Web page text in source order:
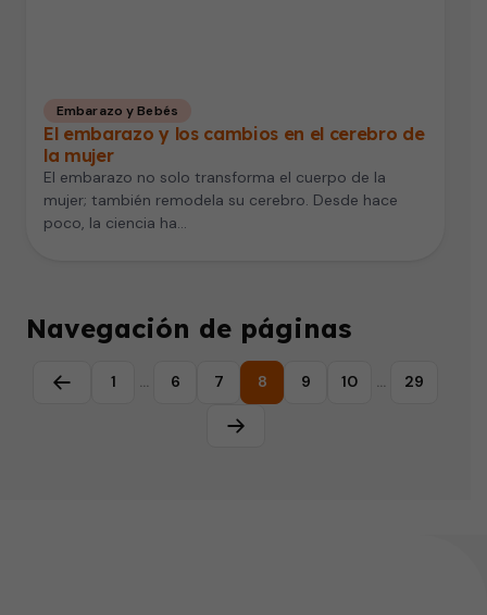
Embarazo y Bebés
El embarazo y los cambios en el cerebro de
la mujer
El embarazo no solo transforma el cuerpo de la
mujer; también remodela su cerebro. Desde hace
poco, la ciencia ha…
Navegación de páginas
Página anterior
1 … 6 7 8 9 10 … 29
Página siguiente